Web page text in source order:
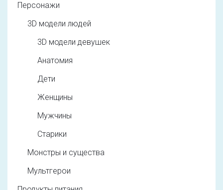
Персонажи
3D модели людей
3D модели девушек
Анатомия
Дети
Женщины
Мужчины
Старики
Монстры и существа
Мультгерои